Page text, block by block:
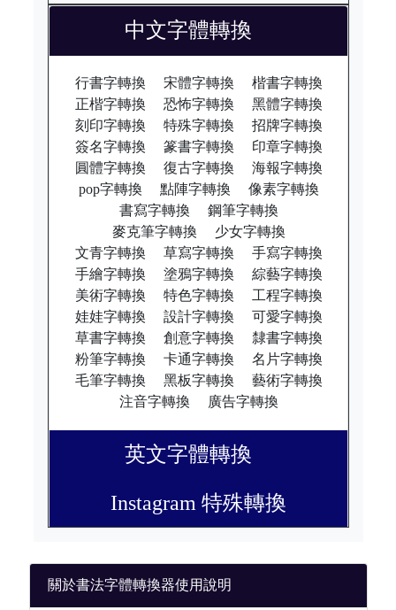
中文字體轉換
行書字轉換 宋體字轉換
楷書字轉換
正楷字轉換
恐怖字轉換
黑體字轉換
刻印字轉換
特殊字轉換
招牌字轉換
簽名字轉換
篆書字轉換
印章字轉換
圓體字轉換
復古字轉換
海報字轉換
pop字轉換
點陣字轉換
像素字轉換
書寫字轉換
鋼筆字轉換
麥克筆字轉換
少女字轉換
文青字轉換
草寫字轉換
手寫字轉換
手繪字轉換
塗鴉字轉換
綜藝字轉換
美術字轉換
特色字轉換
工程字轉換
娃娃字轉換
設計字轉換
可愛字轉換
草書字轉換
創意字轉換
隸書字轉換
粉筆字轉換
卡通字轉換
名片字轉換
毛筆字轉換
黑板字轉換
藝術字轉換
注音字轉換
廣告字轉換
英文字體轉換
Instagram 特殊轉換
關於書法字體轉換器使用說明